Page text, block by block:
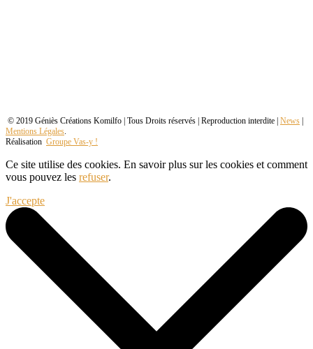
© 2019 Géniès Créations Komilfo | Tous Droits réservés | Reproduction interdite | News
Mentions Légales.
Réalisation Groupe Vas-y !
Ce site utilise des cookies. En savoir plus sur les cookies et comment
vous pouvez les refuser.
J'accepte